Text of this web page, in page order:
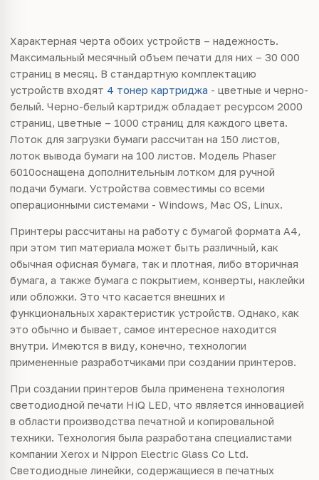
Характерная черта обоих устройств – надежность.
Максимальный месячный объем печати для них – 30 000
страниц в месяц. В стандартную комплектацию
устройств входят 4 тонер картриджа - цветные и черно-
белый. Черно-белый картридж обладает ресурсом 2000
страниц, цветные – 1000 страниц для каждого цвета.
Лоток для загрузки бумаги рассчитан на 150 листов,
лоток вывода бумаги на 100 листов. Модель Phaser
6010оснащена дополнительным лотком для ручной
подачи бумаги. Устройства совместимы со всеми
операционными системами - Windows, Mac OS, Linux.
Принтеры рассчитаны на работу с бумагой формата А4,
при этом тип материала может быть различный, как
обычная офисная бумага, так и плотная, либо вторичная
бумага, а также бумага с покрытием, конверты, наклейки
или обложки. Это что касается внешних и
функциональных характеристик устройств. Однако, как
это обычно и бывает, самое интересное находится
внутри. Имеются в виду, конечно, технологии
примененные разработчиками при создании принтеров.
При создании принтеров была применена технология
светодиодной печати HiQ LED, что является инновацией
в области производства печатной и копировальной
техники. Технология была разработана специалистами
компании Xerox и Nippon Electric Glass Co Ltd.
Светодиодные линейки, содержащиеся в печатных